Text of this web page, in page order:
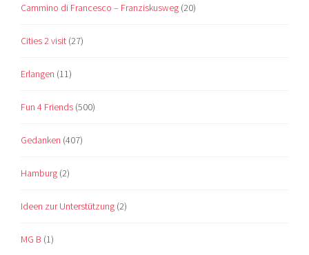
Cammino di Francesco – Franziskusweg (20)
Cities 2 visit (27)
Erlangen (11)
Fun 4 Friends (500)
Gedanken (407)
Hamburg (2)
Ideen zur Unterstützung (2)
MG B (1)